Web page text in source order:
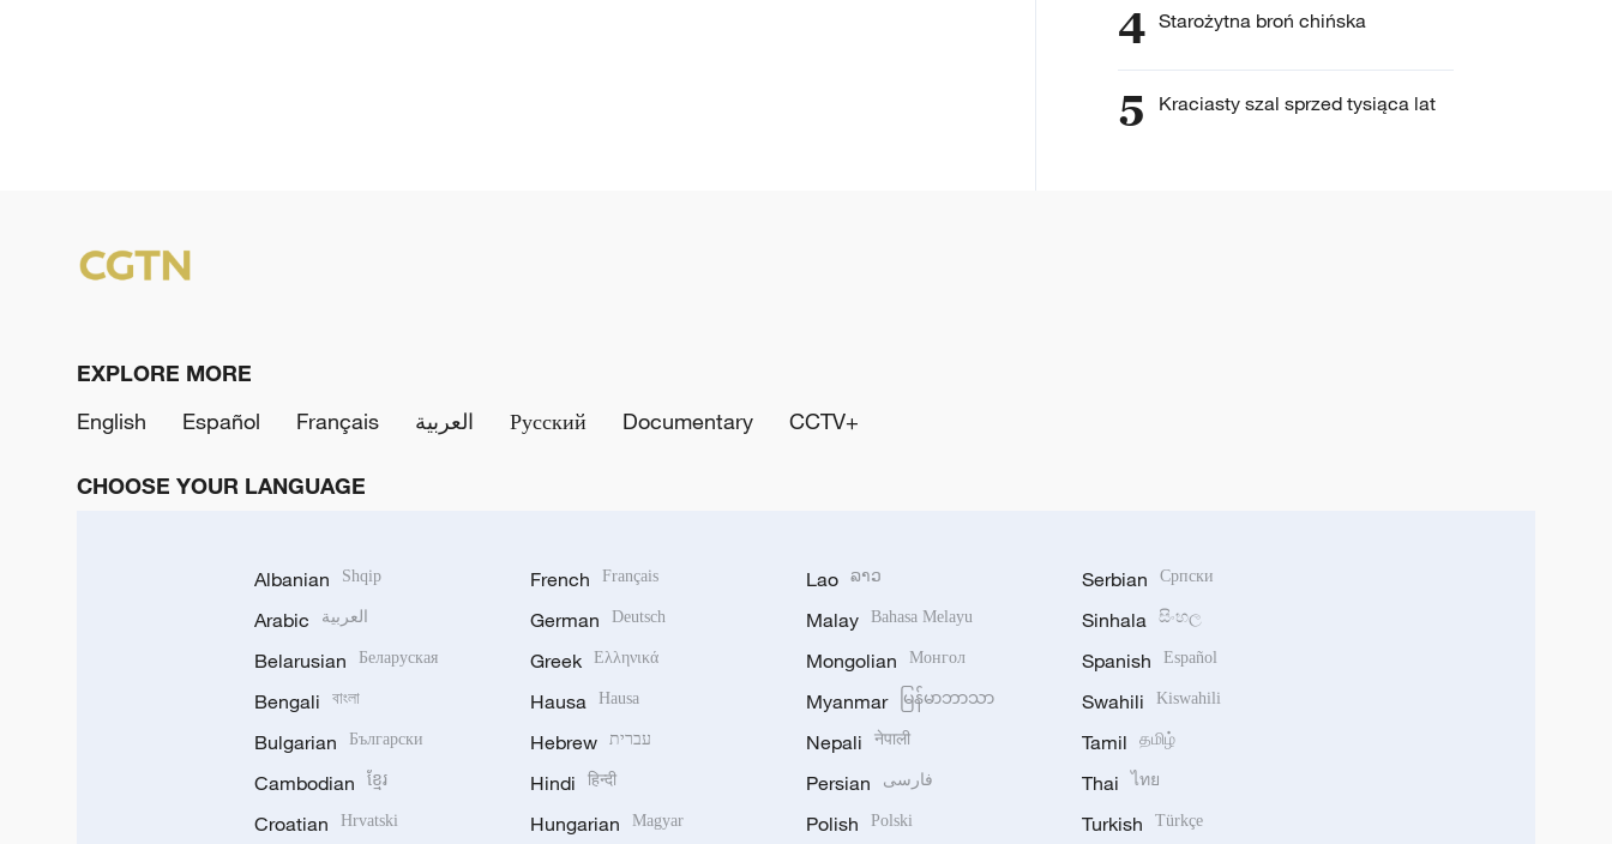
4 Starożytna broń chińska
5 Kraciasty szal sprzed tysiąca lat
EXPLORE MORE
English
Español Français العربية Русский Documentary CCTV+
CHOOSE YOUR LANGUAGE
Albanian Shqip
Arabic العربية
Belarusian Беларуская
Bengali বাংলা
Bulgarian Български
Cambodian ខ្មែរ
Croatian Hrvatski
French Français
German Deutsch
Greek Ελληνικά
Hausa Hausa
Hebrew עברית
Hindi हिन्दी
Hungarian Magyar
Lao ລາວ
Malay Bahasa Melayu
Mongolian Монгол
Myanmar မြန်မာဘာသာ
Nepali नेपाली
Persian فارسی
Polish Polski
Serbian Српски
Sinhala සිංහල
Spanish Español
Swahili Kiswahili
Tamil தமிழ்
Thai ไทย
Turkish Türkçe